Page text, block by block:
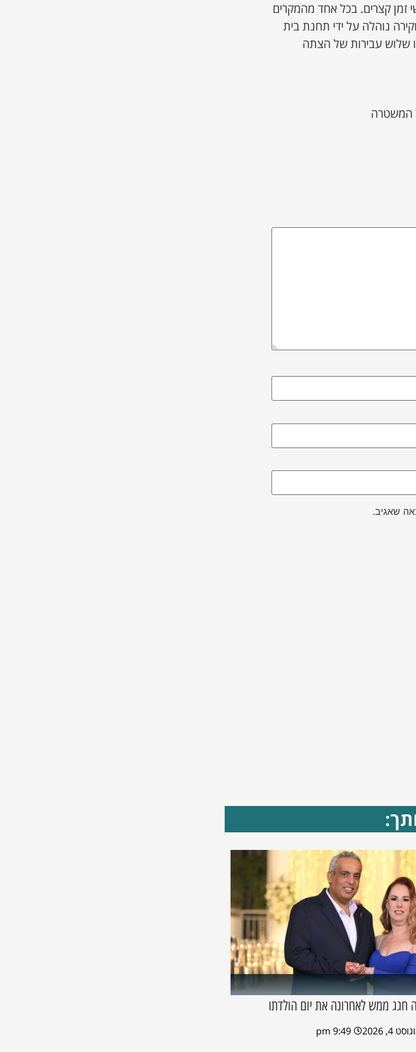
זמן קצרים. בכל אחד מהמקרים
נוהלה על ידי תחנת בית
שלוש עבירות של הצתה
המשטרה
שאגיב.
חגג ממש לאחרונה את יום הולדתו
4, 2026
9:49 pm